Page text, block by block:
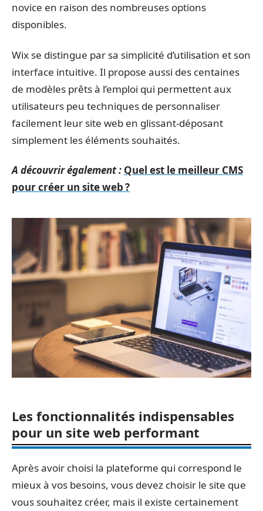
novice en raison des nombreuses options
disponibles.
Wix se distingue par sa simplicité d’utilisation et son
interface intuitive. Il propose aussi des centaines
de modèles prêts à l’emploi qui permettent aux
utilisateurs peu techniques de personnaliser
facilement leur site web en glissant-déposant
simplement les éléments souhaités.
A découvrir également : Quel est le meilleur CMS
pour créer un site web ?
Les fonctionnalités indispensables
pour un site web performant
Après avoir choisi la plateforme qui correspond le
mieux à vos besoins, vous devez choisir le site que
vous souhaitez créer, mais il existe certainement